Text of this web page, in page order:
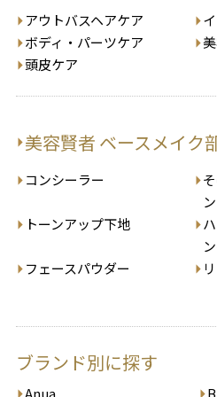
アウトバスヘアケア
ボディ・パーツケア
頭皮ケア
美容賢者 ベースメイク
コンシーラー
ン
トーンアップ下地
フェースパウダー
ブランド別に探す
Anua